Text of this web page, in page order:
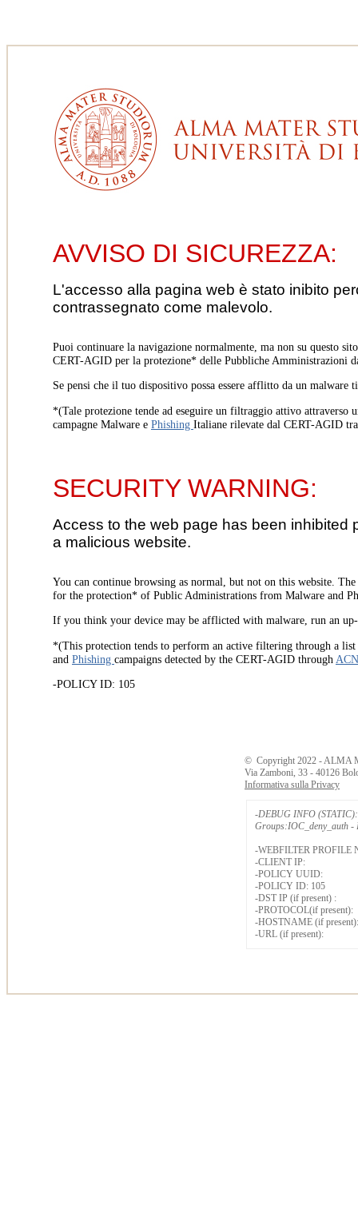
AVVISO DI SICUREZZA:
L'accesso alla pagina web è stato inibito
contrassegnato come malevolo.
Puoi continuare la navigazione normalmente, ma non su questo
CERT-AGID per la protezione* delle Pubbliche Amministrazioni
Se pensi che il tuo dispositivo possa essere afflitto da un
*(Tale protezione tende ad eseguire un filtraggio attivo
campagne Malware e Phishing Italiane rilevate dal CERT-AGID
SECURITY WARNING:
Access to the web page has been
a malicious website.
You can continue browsing as normal, but not on this website.
for the protection* of Public Administrations from Malware and
If you think your device may be afflicted with malware, run an
*(This protection tends to perform an active filtering through a
and Phishing campaigns detected by the CERT-AGID through
-POLICY ID: 105
© Copyright 2022 - ALMA
Via Zamboni, 33 - 40126
Informativa sulla Privacy
-DEBUG INFO (STATIC):
Groups:IOC_deny_auth -
-WEBFILTER PROFILE
-CLIENT IP:
-POLICY UUID:
-POLICY ID: 105
-DST IP (if present) :
-PROTOCOL(if present):
-HOSTNAME (if present):
-URL (if present):